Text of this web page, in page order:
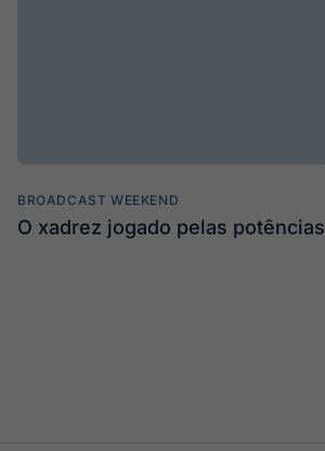
BROADCAST WEEKEND
O xadrez jogado pelas potências